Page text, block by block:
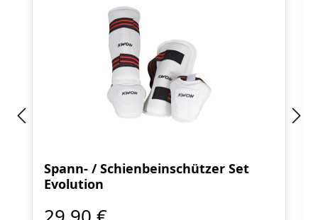
Spann- / Schienbeinschützer Set
Evolution